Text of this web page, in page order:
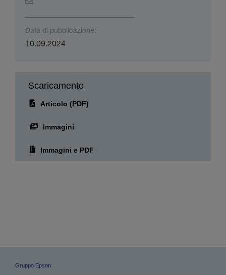
10.09.2024
Scaricamento
Immagini
Immagini e PDF
digitali per mettere in contatto persone, cose e informazioni. L’azienda punta a